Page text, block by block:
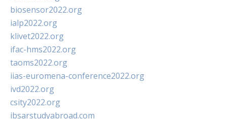
biosensor2022.org
ialp2022.org
klivet2022.org
ifac-hms2022.org
taoms2022.org
iias-euromena-conference2022.org
ivd2022.org
csity2022.org
ibsarstudyabroad.com